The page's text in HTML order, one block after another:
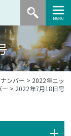
ンバー > 2022年ニッ
ー > 2022年7月18日号